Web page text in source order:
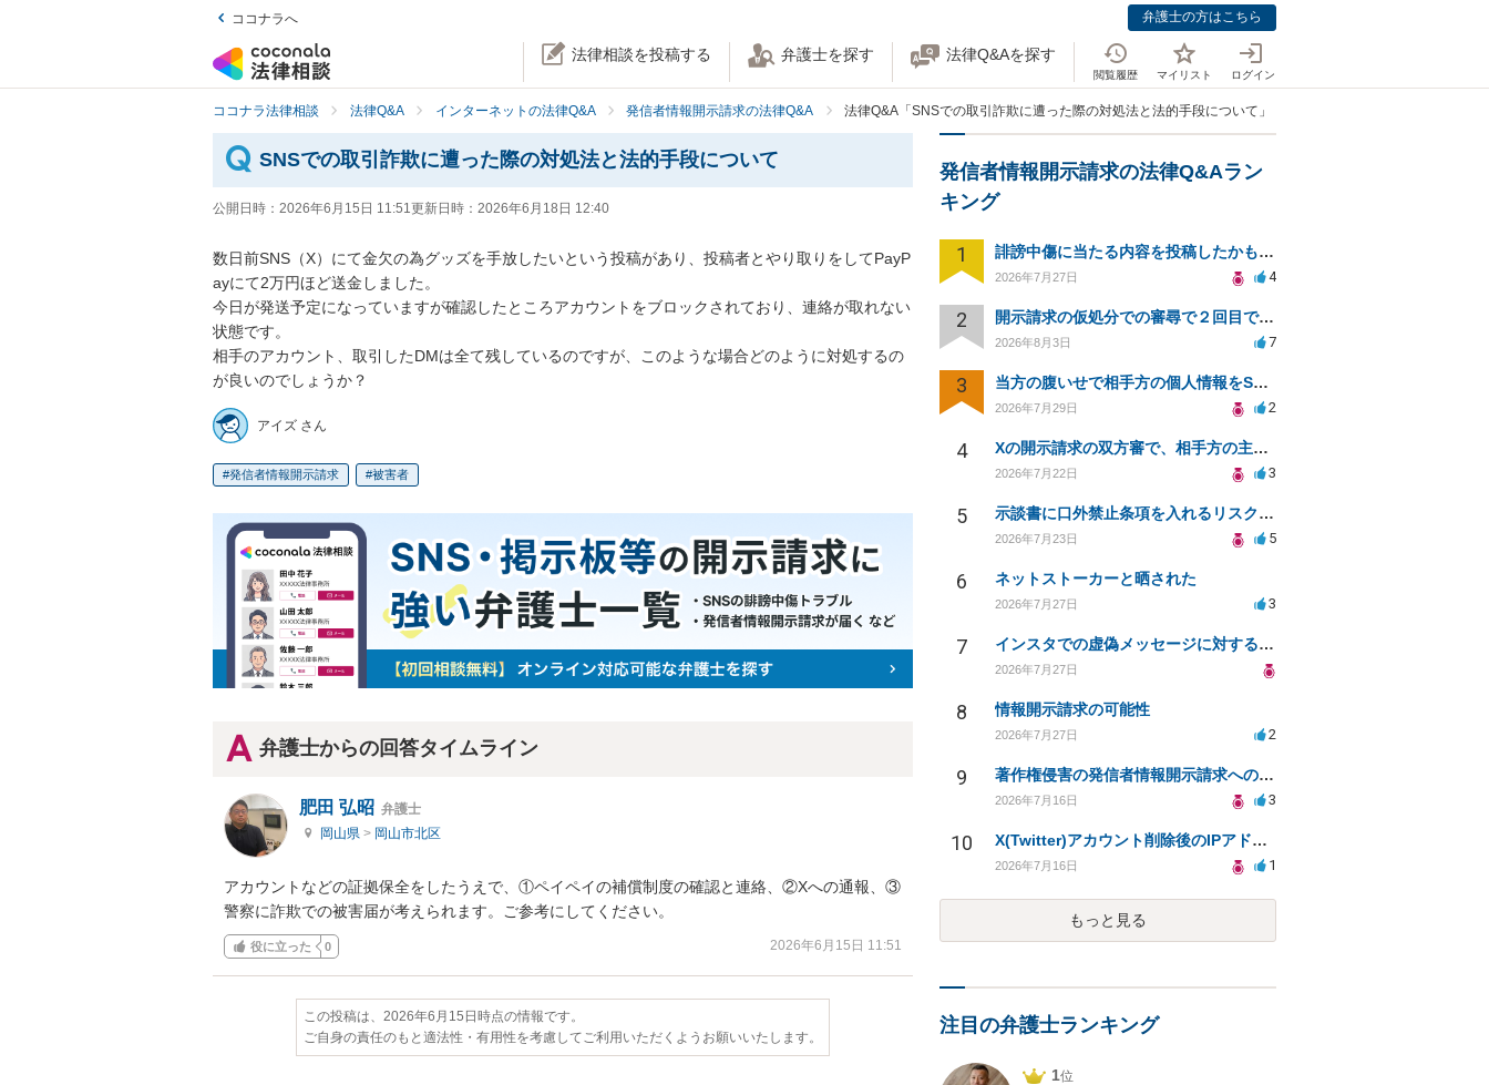
ココナラへ 弁護士の方はこちら
法律相談を投稿する 弁護士を探す 法律Q&Aを探す
閲覧履歴 マイリスト ログイン
ココナラ法律相談 法律Q&A インターネットの法律Q&A 発信者情報開示請求の法律Q&A 法律Q&A「SNSでの取引詐欺に遭った際の対処法と法的手段について」
SNSでの取引詐欺に遭った際の対処法と法的手段について
公開日時： 2026年6月15日 11:51更新日時： 2026年6月18日 12:40
数日前SNS（X）にて金欠の為グッズを手放したいという投稿があり、投稿者とやり取りをしてPayP
ayにて2万円ほど送金しました。
今日が発送予定になっていますが確認したところアカウントをブロックされており、連絡が取れない
状態です。
相手のアカウント、取引したDMは全て残しているのですが、このような場合どのように対処するの
が良いのでしょうか？
アイズ さん
発信者情報開示請求 被害者
弁護士からの回答タイムライン
肥田 弘昭 弁護士
岡山県 > 岡山市北区
アカウントなどの証拠保全をしたうえで、①ペイペイの補償制度の確認と連絡、②Xへの通報、③
警察に詐欺での被害届が考えられます。ご参考にしてください。
役に立った 0 2026年6月15日 11:51
この投稿は、2026年6月15日時点の情報です。
ご自身の責任のもと適法性・有用性を考慮してご利用いただくようお願いいたします。
発信者情報開示請求の法律Q&Aラン
キング
1 誹謗中傷に当たる内容を投稿したかもしれない。開示請求や民事刑事裁判に発展しうるのか教えて欲しい。
2026年7月27日 4
2 開示請求の仮処分での審尋で２回目で終わらない場合どうしたらいいですか
2026年8月3日 7
3 当方の腹いせで相手方の個人情報をSNSで晒してしまい名誉毀損させてしまったかもしれない
2026年7月29日 2
4 Xの開示請求の双方審で、相手方の主張が口頭ばかりで把握しきれません
2026年7月22日 3
5 示談書に口外禁止条項を入れるリスクはありますか？
2026年7月23日 5
6 ネットストーカーと晒された
2026年7月27日 3
7 インスタでの虚偽メッセージに対する法的対応の必要性は？
2026年7月27日
8 情報開示請求の可能性
2026年7月27日 2
9 著作権侵害の発信者情報開示請求への対応策について相談
2026年7月16日 3
10 X(Twitter)アカウント削除後のIPアドレス開示請求の期限は？
2026年7月16日 1
もっと見る
注目の弁護士ランキング
1位